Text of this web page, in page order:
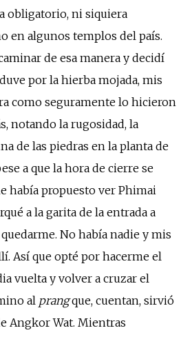
obligatorio, ni siquiera
en algunos templos del país.
de esa manera y decidí
por la hierba mojada, mis
como seguramente lo hicieron
notando la rugosidad, la
de las piedras en la planta de
a que la hora de cierre se
había propuesto ver Phimai
a la garita de la entrada a
No había nadie y mis
Así que opté por hacerme el
vuelta y volver a cruzar el
al prangque, cuentan, sirvió
Angkor Wat. Mientras